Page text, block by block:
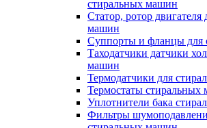
стиральных машин
Статор, ротор двигателя
машин
Суппорты и фланцы для
Таходатчики датчики
машин
Термодатчики для
Термостаты стиральных
Уплотнители бака
Фильтры